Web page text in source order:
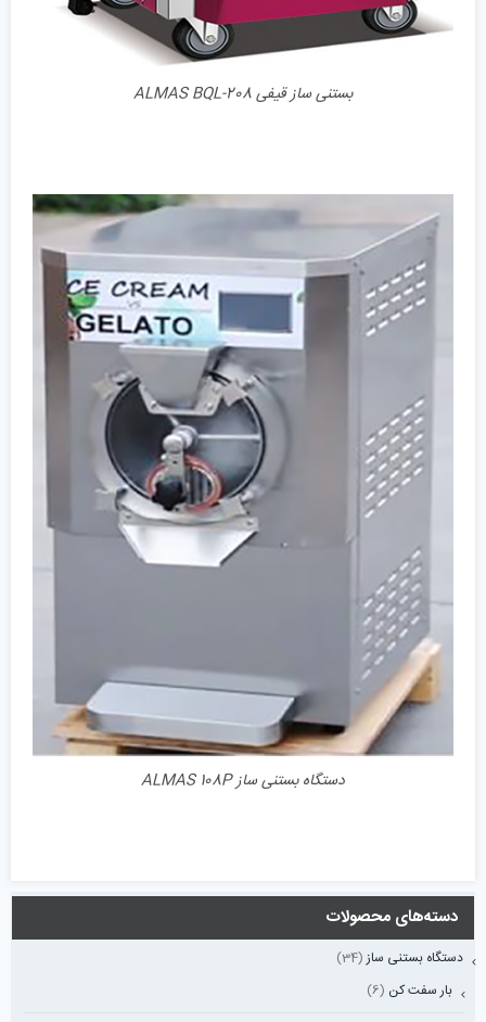
بستنی ساز قیفی ALMAS BQL-208
جزئیات
دستگاه بستنی ساز ALMAS 108P
دسته‌های محصولات
دستگاه بستنی ساز (34)
بار سفت کن (6)